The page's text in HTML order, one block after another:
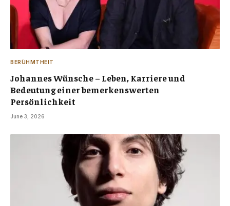
BERÜHMTHEIT
Johannes Wünsche – Leben, Karriere und
Bedeutung einer bemerkenswerten
Persönlichkeit
June 3, 2026